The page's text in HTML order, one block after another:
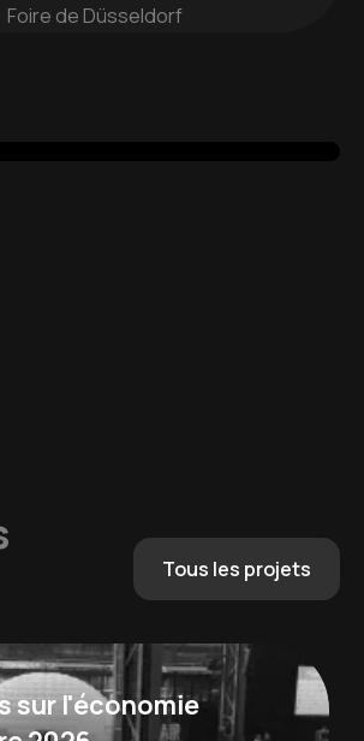
Foire de Düsseldorf
Tous les projets
sur l'économie